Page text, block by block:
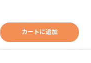
カートに追加